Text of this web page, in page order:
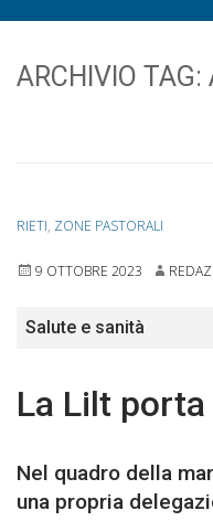
ARCHIVIO TAG:
RIETI, ZONE PASTORALI
9 OTTOBRE 2023
Salute e sanità
La Lilt porta
Nel quadro della
una propria